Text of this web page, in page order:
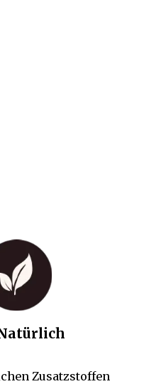
Zusatzstoffen